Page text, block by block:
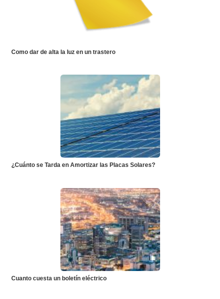
Como dar de alta la luz en un trastero
¿Cuánto se Tarda en Amortizar las Placas Solares?
Cuanto cuesta un boletín eléctrico